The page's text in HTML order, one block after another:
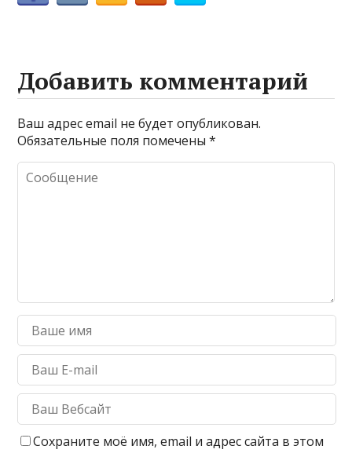
Добавить комментарий
Ваш адрес email не будет опубликован.
Обязательные поля помечены*
Сохраните моё имя, email и адрес сайта в этом